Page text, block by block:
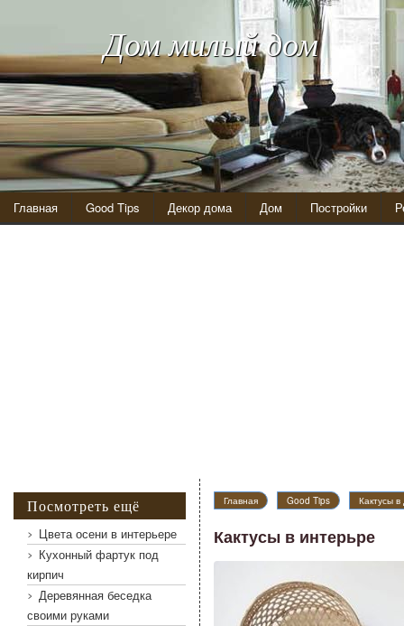
Дом милый дом
Главная Good Tips Декор дома Дом Постройки
Главная Good Tips Кактусы
Кактусы в интерьре
Кактусы в интерьре
Посмотреть ещё
Цвета осени в интерьере
Кухонный фартук под
кирпич
Деревянная беседка
своими руками